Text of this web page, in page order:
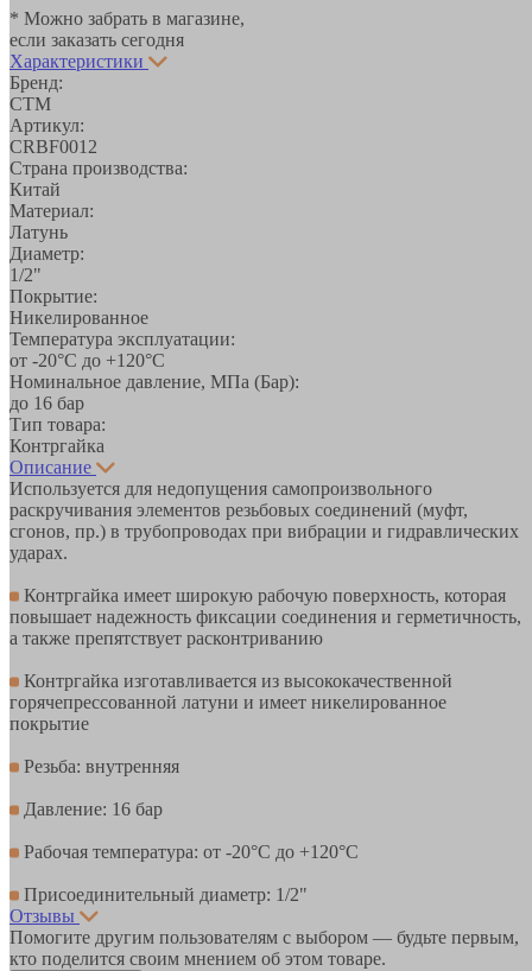
* Можно забрать в магазине,
если заказать сегодня
Характеристики
Бренд:
СТМ
Артикул:
CRBF0012
Страна производства:
Китай
Материал:
Латунь
Диаметр:
1/2"
Покрытие:
Никелированное
Температура эксплуатации:
от -20°С до +120°С
Номинальное давление, МПа (Бар):
до 16 бар
Тип товара:
Контргайка
Описание
Используется для недопущения самопроизвольного
раскручивания элементов резьбовых соединений (муфт,
сгонов, пр.) в трубопроводах при вибрации и гидравлических
ударах.
Контргайка имеет широкую рабочую поверхность, которая
повышает надежность фиксации соединения и герметичность,
а также препятствует расконтриванию
Контргайка изготавливается из высококачественной
горячепрессованной латуни и имеет никелированное
покрытие
Резьба: внутренняя
Давление: 16 бар
Рабочая температура: от -20°С до +120°С
Присоединительный диаметр: 1/2"
Отзывы
Помогите другим пользователям с выбором — будьте первым,
кто поделится своим мнением об этом товаре.